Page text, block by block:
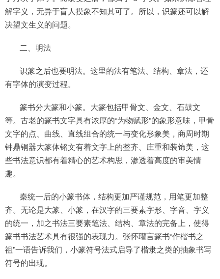
解字义，无异于盲人摸象不知其可了。所以，识篆还可以解
决望文生义的问题。
二、明法
识篆之后也要明法。这里的法有笔法、结构、章法，还
有字体的演变过程。
篆书分大篆和小篆。大篆包括甲骨文、金文、石鼓文
等。古老的篆书文字具有浓厚的“为物赋形”的象形意味，甲骨
文字的点、曲线、直线组合的统一与变化形象美，商周时期
钟鼎铜器大篆体铭文有着文字上的整齐、庄重和装饰美，这
些书法意识都有着精心的艺术构思，渗透着高度的审美情
趣。
秦统一后的小篆书体，结构更加严谨规范，用笔更加整
齐。无论是大篆、小篆，在汉字的三要素字形、字音、字义
的统一，加之书法三要素笔法、结构、章法的完备上，使得
篆书书法艺术具有很强的表现力。张怀瓘言篆书“作楷书之
祖”一语告诉我们，小篆符号法式启导了楷隶之类的抽象书写
符号的出现。